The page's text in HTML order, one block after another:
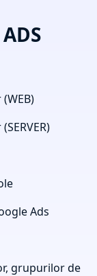
Ads
grupurilor de